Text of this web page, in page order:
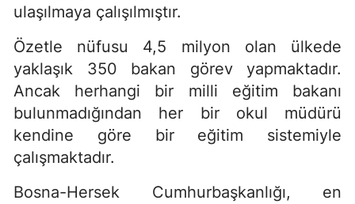
ulaşılmaya çalışılmıştır.
Özetle nüfusu 4,5 milyon olan ülkede
yaklaşık 350 bakan görev yapmaktadır.
Ancak herhangi bir milli eğitim bakanı
bulunmadığından her bir okul müdürü
kendine göre bir eğitim sistemiyle
çalışmaktadır.
Bosna-Hersek Cumhurbaşkanlığı, en